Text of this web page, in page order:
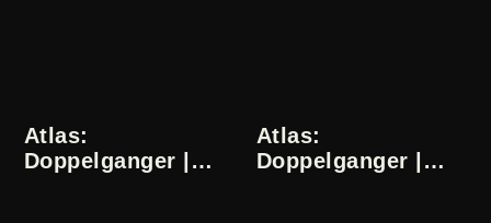
Atlas:
Doppelganger |
Atlas:
Doppelganger |